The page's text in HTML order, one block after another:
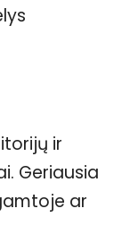
ir
Geriausia
ar